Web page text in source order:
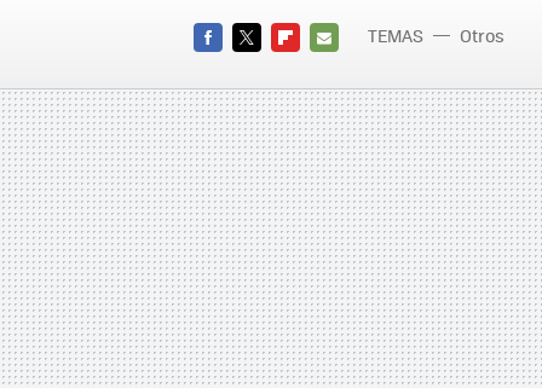
MAIL
TEMAS Otros